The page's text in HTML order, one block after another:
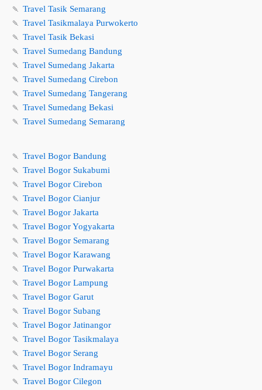
🍡 Travel Tasik Semarang
🍡 Travel Tasikmalaya Purwokerto
🍡 Travel Tasik Bekasi
🍡 Travel Sumedang Bandung
🍡 Travel Sumedang Jakarta
🍡 Travel Sumedang Cirebon
🍡 Travel Sumedang Tangerang
🍡 Travel Sumedang Bekasi
🍡 Travel Sumedang Semarang
🍡 Travel Bogor Bandung
🍡 Travel Bogor Sukabumi
🍡 Travel Bogor Cirebon
🍡 Travel Bogor Cianjur
🍡 Travel Bogor Jakarta
🍡 Travel Bogor Yogyakarta
🍡 Travel Bogor Semarang
🍡 Travel Bogor Karawang
🍡 Travel Bogor Purwakarta
🍡 Travel Bogor Lampung
🍡 Travel Bogor Garut
🍡 Travel Bogor Subang
🍡 Travel Bogor Jatinangor
🍡 Travel Bogor Tasikmalaya
🍡 Travel Bogor Serang
🍡 Travel Bogor Indramayu
🍡 Travel Bogor Cilegon